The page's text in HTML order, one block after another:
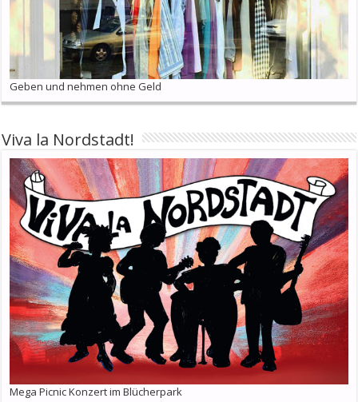
Geben und nehmen ohne Geld
Viva la Nordstadt!
Mega Picnic Konzert im Blücherpark